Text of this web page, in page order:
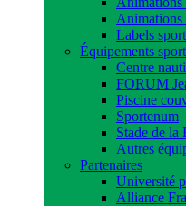
Animations
Labels
Équipements
Centre
FORUM
Piscine
Sportenum
Stade de la
Autres
Partenaires
Université
Alliance